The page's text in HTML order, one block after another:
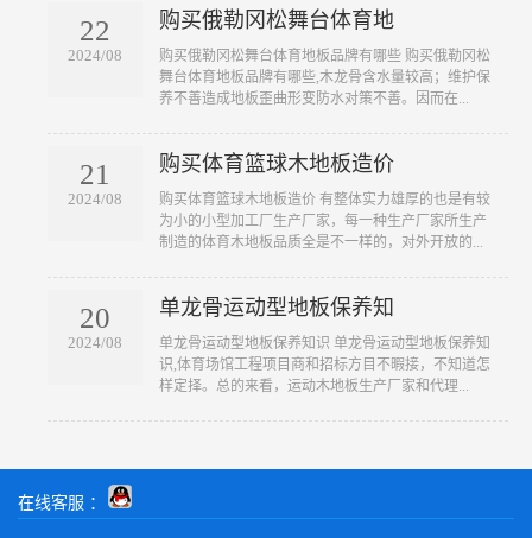
22
2024/08
购买俄勒冈松舞台体育地
​购买俄勒冈松舞台体育地板品牌有哪些 购买俄勒冈松
舞台体育地板品牌有哪些,木龙骨含水量较高；维护保
养不善造成地板歪曲形变防水对策不善。因而在...
21
2024/08
购买体育篮球木地板造价
​购买体育篮球木地板造价 有整体实力雄厚的也是有较
为小的小型加工厂生产厂家，每一种生产厂家所生产
制造的体育木地板品质全是不一样的，对外开放的...
20
2024/08
单龙骨运动型地板保养知
​单龙骨运动型地板保养知识 单龙骨运动型地板保养知
识,体育场馆工程项目商和招标方目不暇接，不知道怎
样定择。总的来看，运动木地板生产厂家和代理...
在线客服 ：